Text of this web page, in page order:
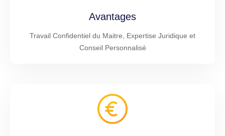
Avantages
Travail Confidentiel du Maitre, Expertise Juridique et
Conseil Personnalisé